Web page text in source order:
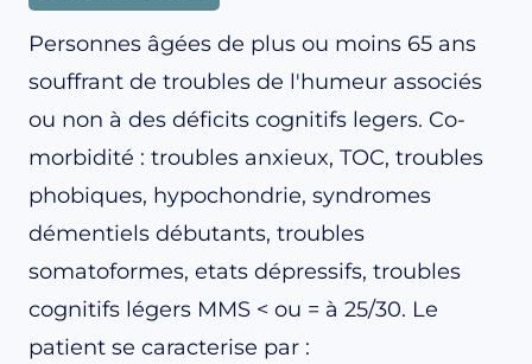
Personnes âgées de plus ou moins 65 ans
souffrant de troubles de l'humeur associés
ou non à des déficits cognitifs legers. Co-
morbidité : troubles anxieux, TOC, troubles
phobiques, hypochondrie, syndromes
démentiels débutants, troubles
somatoformes, etats dépressifs, troubles
cognitifs légers MMS < ou = à 25/30. Le
patient se caracterise par :